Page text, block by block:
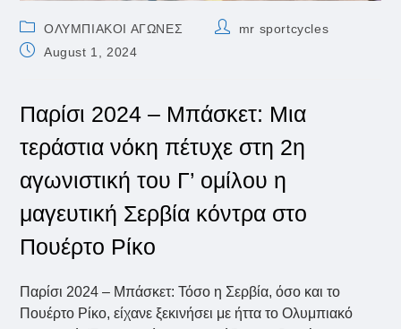
Post
category:
ΟΛΥΜΠΙΑΚΟΙ ΑΓΩΝΕΣ
Postmr sportcycles
PostAugust 1, 2024
Παρίσι 2024 – Μπάσκετ: Μια
τεράστια νόκη πέτυχε στη 2η
αγωνιστική του Γ’ ομίλου η
μαγευτική Σερβία κόντρα στο
Πουέρτο Ρίκο
Παρίσι 2024 – Μπάσκετ: Τόσο η Σερβία, όσο και το
Πουέρτο Ρίκο, είχανε ξεκινήσει με ήττα το Ολυμπιακό